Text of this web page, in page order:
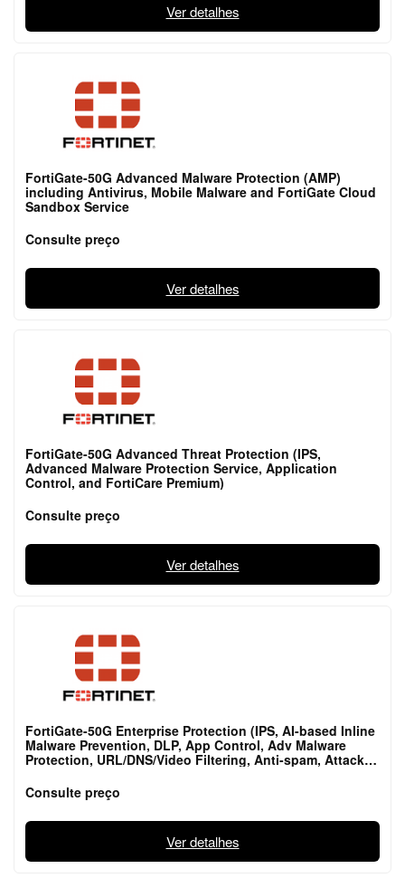
Ver detalhes
FortiGate-50G Advanced Malware Protection (AMP)
including Antivirus, Mobile Malware and FortiGate Cloud
Sandbox Service
Consulte preço
Ver detalhes
FortiGate-50G Advanced Threat Protection (IPS,
Advanced Malware Protection Service, Application
Control, and FortiCare Premium)
Consulte preço
Ver detalhes
FortiGate-50G Enterprise Protection (IPS, AI-based Inline
Malware Prevention, DLP, App Control, Adv Malware
Protection, URL/DNS/Video Filtering, Anti-spam, Attack
Consulte preço
Ver detalhes